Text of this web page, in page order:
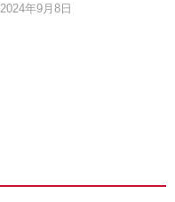
2024年9月8日